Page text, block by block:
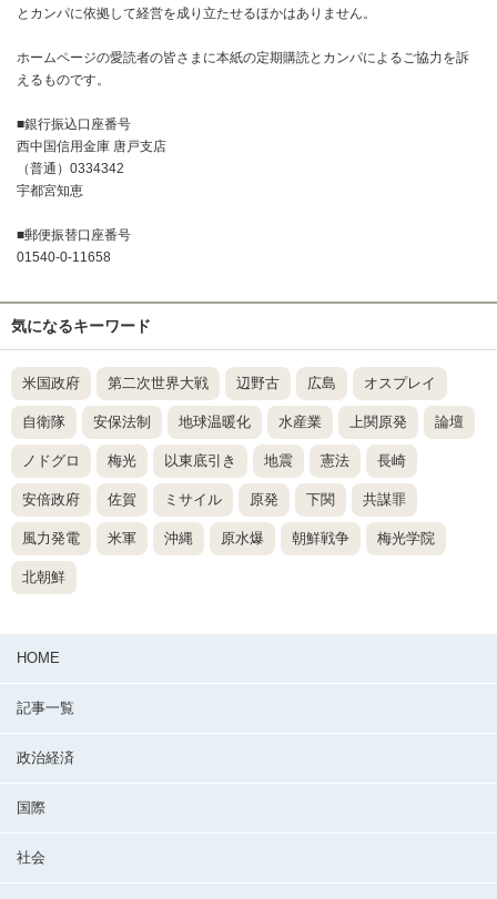
とカンパに依拠して経営を成り立たせるほかはありません。
ホームページの愛読者の皆さまに本紙の定期購読とカンパによるご協力を訴
えるものです。
■銀行振込口座番号
西中国信用金庫 唐戸支店
（普通）0334342
宇都宮知恵
■郵便振替口座番号
01540-0-11658
気になるキーワード
米国政府 第二次世界大戦 辺野古 広島 オスプレイ
自衛隊 安保法制 地球温暖化 水産業 上関原発 論壇
ノドグロ 梅光 以東底引き 地震 憲法 長崎
安倍政府 佐賀 ミサイル 原発 下関 共謀罪
風力発電 米軍 沖縄 原水爆 朝鮮戦争 梅光学院
北朝鮮
HOME
記事一覧
政治経済
国際
社会